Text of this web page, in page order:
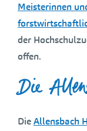
Meisterinnen
der
offen.
Die
DieAllensbach